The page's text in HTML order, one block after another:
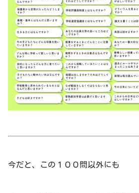
今だと、この１００問以外にも